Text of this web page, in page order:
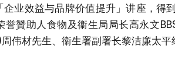
企业效益与品牌价值提升」讲座，
誉贊助人食物及衞生局局长高永文
伟材先生、衞生署副署长黎洁廉太